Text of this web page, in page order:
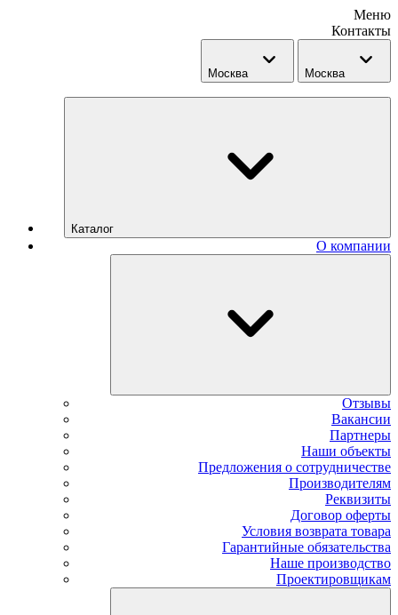
Меню
Контакты
Москва Москва
Каталог
О компании
Отзывы
Вакансии
Партнеры
Наши объекты
Предложения о сотрудничестве
Производителям
Реквизиты
Договор оферты
Условия возврата товара
Гарантийные обязательства
Наше производство
Проектировщикам